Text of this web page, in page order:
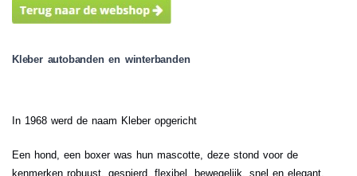
Kleber autobanden en winterbanden
In 1968 werd de naam Kleber opgericht
Een hond, een boxer was hun mascotte, deze stond voor de
kenmerken robuust, gespierd, flexibel, bewegelijk, snel en elegant.